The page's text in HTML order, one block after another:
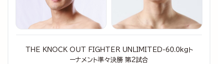
THE KNOCK OUT FIGHTER UNLIMITED-60.0kgト
ーナメント準々決勝 第2試合